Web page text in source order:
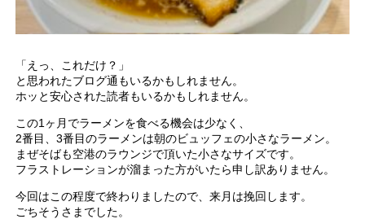
「えっ、これだけ？」
と思われたブログ通もいるかもしれません。
ホッと安心された読者もいるかもしれません。
この1ヶ月でラーメンを食べる機会は少なく、
2番目、3番目のラーメンは朝のビュッフェの小さなラーメン。
まぜそばも空港のラウンジで頂いた小さなサイズです。
フラストレーションが溜まった方がいたら申し訳ありません。
今回はこの程度で終わりましたので、来月は挽回します。
ごちそうさまでした。